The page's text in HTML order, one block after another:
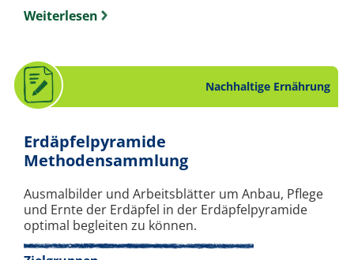
Weiterlesen
Nachhaltige Ernährung
Erdäpfelpyramide
Methodensammlung. Arbeitsblatt zum
Ausmalbilder und Arbeitsblätter um Anbau, Pflege
und Ernte der Erdäpfel in der Erdäpfelpyramide
optimal begleiten zu können.